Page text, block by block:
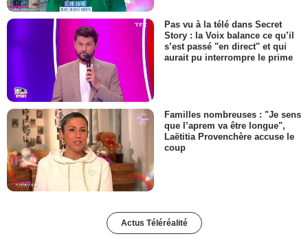
Pas vu à la télé dans Secret
Story : la Voix balance ce qu’il
s’est passé "en direct" et qui
aurait pu interrompre le prime
Familles nombreuses : "Je sens
que l’aprem va être longue",
Laëtitia Provenchère accuse le
coup
Actus Téléréalité